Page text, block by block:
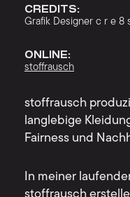
stoffrausch
langlebige
Fairness und
In meiner
stoffrausch
CREDITS:
Grafik Designer c r e 8
ONLINE:
stoffrausch